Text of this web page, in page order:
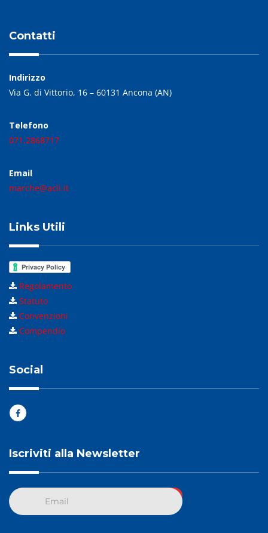
Contatti
Indirizzo
Via G. di Vittorio, 16 – 60131 Ancona (AN)
Telefono
071.2868717
Email
marche@acli.it
Links Utili
Regolamento
Statuto
Convenzioni
Compendio
Social
Iscriviti alla Newsletter